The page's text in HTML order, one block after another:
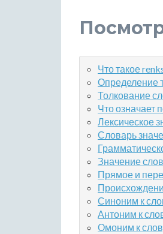
Что такое
Определение
Толкование
Что означает
Лексическое
Словарь
Значение
Прямое и
Синоним к
Антоним к
Омоним к